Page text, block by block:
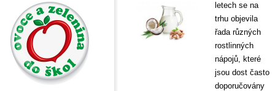
letech se na
trhu objevila
řada různých
rostlinných
nápojů, které
jsou dost často
doporučovány